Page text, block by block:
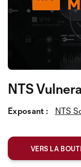
NTS
Exposant : NTS
VERS LA